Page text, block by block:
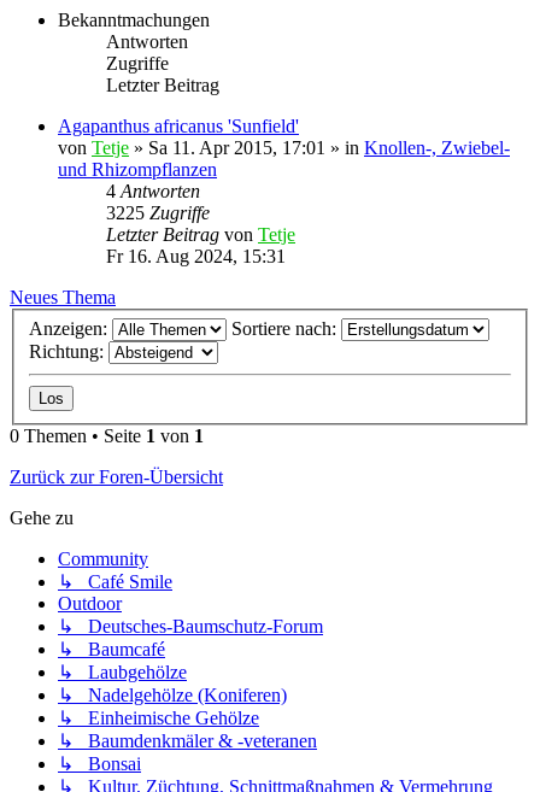
Bekanntmachungen
Antworten
Zugriffe
Letzter Beitrag
Agapanthus africanus 'Sunfield'
von Tetje » Sa 11. Apr 2015, 17:01 » in Knollen-, Zwiebel-
und Rhizompflanzen
4 Antworten
3225 Zugriffe
Letzter Beitrag von Tetje
Fr 16. Aug 2024, 15:31
Neues Thema
Anzeigen:
Sortiere nach:
Richtung:
0 Themen • Seite 1 von 1
Zurück zur Foren-Übersicht
Gehe zu
Community
↳ Café Smile
Outdoor
↳ Deutsches-Baumschutz-Forum
↳ Baumcafé
↳ Laubgehölze
↳ Nadelgehölze (Koniferen)
↳ Einheimische Gehölze
↳ Baumdenkmäler & -veteranen
↳ Bonsai
↳ Kultur, Züchtung, Schnittmaßnahmen & Vermehrung